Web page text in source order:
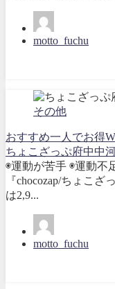
motto_fuchu
その他
おすすめ一人でお得
ちょこざっぷ府中中
◉運動が苦手 ◉運動不
『chocozap/ちょこ
は2,9...
motto_fuchu